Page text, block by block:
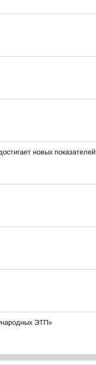
новых показателей
ЭТП»